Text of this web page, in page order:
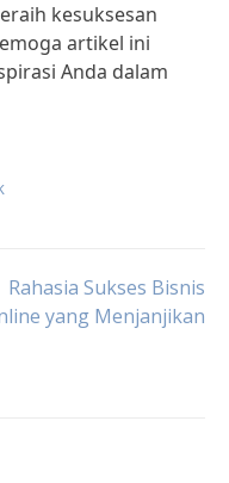
kesuksesan
artikel ini
Anda dalam
Rahasia Sukses Bisnis
yang Menjanjikan